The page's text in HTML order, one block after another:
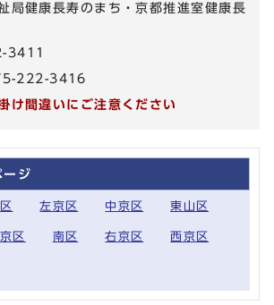
局健康長寿のまち・京都推進室健康長
3411
222-3416
け間違いにご注意ください
ージ
左京区 中京区 東山区
区 南区 右京区 西京区